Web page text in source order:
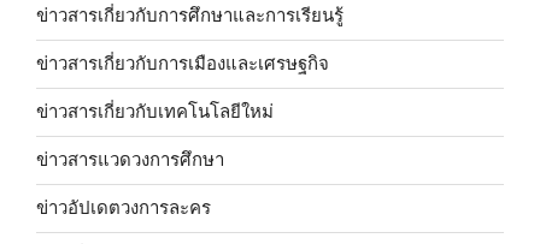
ข่าวสารเกี่ยวกับการศึกษาและการเรียนรู้
ข่าวสารเกี่ยวกับการเมืองและเศรษฐกิจ
ข่าวสารเกี่ยวกับเทคโนโลยีใหม่
ข่าวสารแวดวงการศึกษา
ข่าวอัปเดตวงการละคร